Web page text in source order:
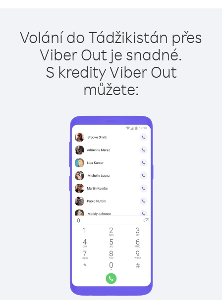
Volání do Tádžikistán přes
Viber Out je snadné.
S kredity Viber Out
můžete: